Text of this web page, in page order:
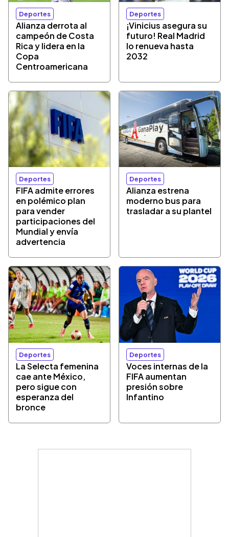
Deportes
Alianza derrota al
campeón de Costa
Rica y lidera en la
Copa
Centroamericana
Deportes
¡Vinicius asegura su
futuro! Real Madrid
lo renueva hasta
2032
Deportes
FIFA admite errores
en polémico plan
para vender
participaciones del
Mundial y envía
advertencia
Deportes
Alianza estrena
moderno bus para
trasladar a su plantel
Deportes
La Selecta femenina
cae ante México,
pero sigue con
esperanza del
bronce
Deportes
Voces internas de la
FIFA aumentan
presión sobre
Infantino